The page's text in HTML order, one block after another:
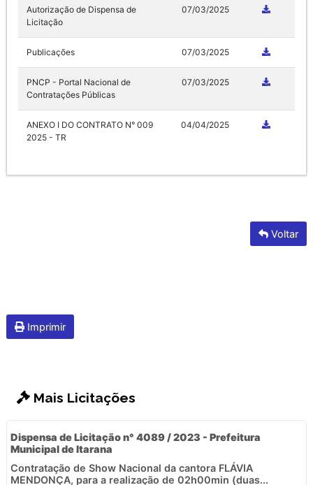
Autorização de Dispensa de
Licitação
07/03/2025
Publicações 07/03/2025
PNCP - Portal Nacional de
Contratações Públicas
07/03/2025
ANEXO I DO CONTRATO N° 009
2025 - TR
04/04/2025
Voltar
Imprimir
Mais Licitações
Dispensa de Licitação n° 4089 / 2023 - Prefeitura
Municipal de Itarana
Contratação de Show Nacional da cantora FLÁVIA
MENDONÇA, para a realização de 02h00min (duas...